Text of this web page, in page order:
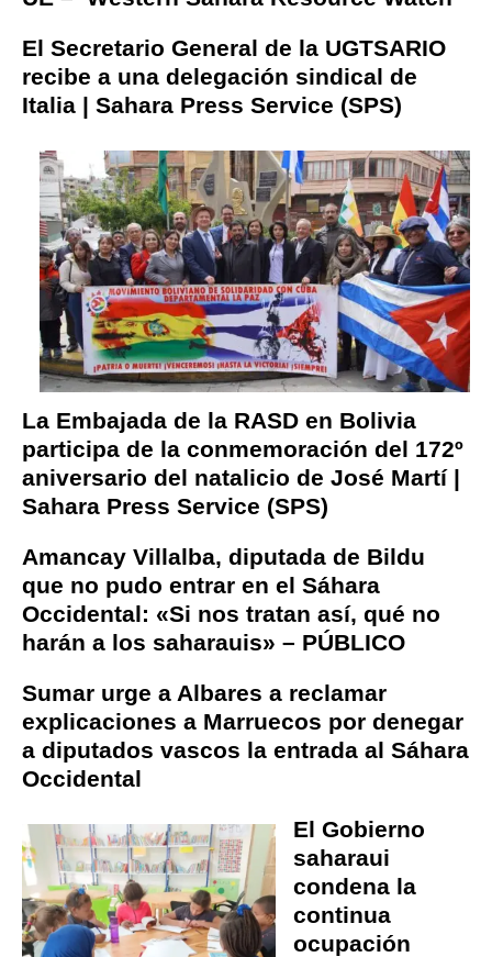
El Secretario General de la UGTSARIO
recibe a una delegación sindical de
Italia | Sahara Press Service (SPS)
La Embajada de la RASD en Bolivia
participa de la conmemoración del 172º
aniversario del natalicio de José Martí |
Sahara Press Service (SPS)
Amancay Villalba, diputada de Bildu
que no pudo entrar en el Sáhara
Occidental: «Si nos tratan así, qué no
harán a los saharauis» – PÚBLICO
Sumar urge a Albares a reclamar
explicaciones a Marruecos por denegar
a diputados vascos la entrada al Sáhara
Occidental
El Gobierno
saharaui
condena la
continua
ocupación